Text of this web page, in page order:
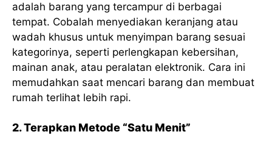
adalah barang yang tercampur di berbagai
tempat. Cobalah menyediakan keranjang atau
wadah khusus untuk menyimpan barang sesuai
kategorinya, seperti perlengkapan kebersihan,
mainan anak, atau peralatan elektronik. Cara ini
memudahkan saat mencari barang dan membuat
rumah terlihat lebih rapi.
2. Terapkan Metode “Satu Menit”